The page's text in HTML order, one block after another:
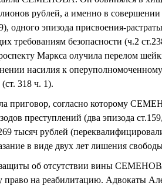
рублей, а именно в совершении
одного эпизода присвоения-
требованиям безопасности (ч.2
Маркса олучила перелом
насилия к
318 ч. 1).
приговор, согласно которому
преступлений (два эпизода
тысяч рублей
в виде двух лет лишения
защиты об отсутствии вины
право на реабилитацию. Адвокаты